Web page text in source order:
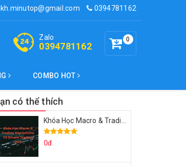
0394781162
0
Zalo
0394781162
COMBO HOT
có thể thích
0đ